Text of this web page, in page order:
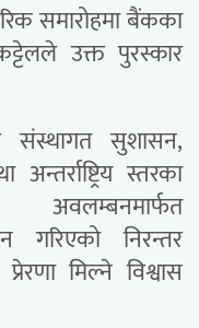
समारोहमा बैंकका
उक्त पुरस्कार
सुशासन,
स्तरका
गरिएको निरन्तर
मिल्ने विश्वास